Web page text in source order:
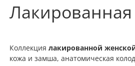
Коллекция лакированной
кожа и замша, анатомическая